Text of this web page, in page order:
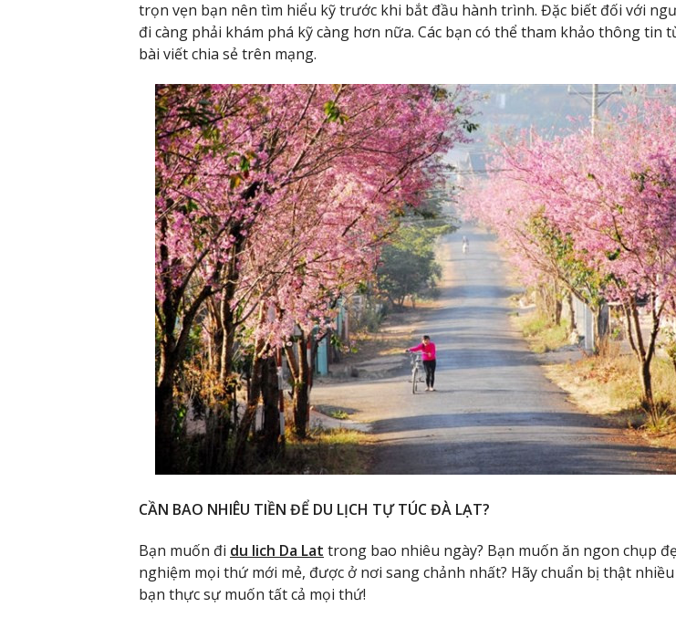
trọn vẹn bạn nên tìm hiểu kỹ trước khi bắt đầu hành trình. Đặc biết đối với
đi càng phải khám phá kỹ càng hơn nữa. Các bạn có thể tham khảo thông tin
bài viết chia sẻ trên mạng.
CẦN BAO NHIÊU TIỀN ĐỂ DU LỊCH TỰ TÚC ĐÀ LẠT?
Bạn muốn đi du lich Da Lat trong bao nhiêu ngày? Bạn muốn ăn ngon chụp
nghiệm mọi thứ mới mẻ, được ở nơi sang chảnh nhất? Hãy chuẩn bị thật
bạn thực sự muốn tất cả mọi thứ!